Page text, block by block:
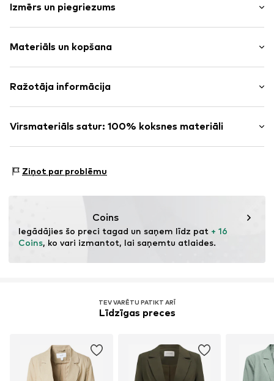
Viskoze
Atlocīta apkakle
Kabatas ar aizdari
Mīksta saķere
Izmērs un piegriezums
Garums: Normāls garums
Piegriezums: Standarta forma
Izmēru tabula
Materiāls un kopšana
Virsmateriāls: 88% Viskoze (LENZING™ ECOVERO™), 12%
Izcelsmes valsts: Mjanma
Ražotāja informācija
Modering 1
DE
Virsmateriāls satur: 100% koksnes materiāli
revīziju
Šī prece satur celulozes materiālu, kas izgatavots no
un enerģijas patēriņa samazināšanu šķiedras ražošanā.
Ziņot par problēmu
Coins
Iegādājies šo preci tagad un saņem līdz pat + 16
Coins, ko vari izmantot, lai saņemtu atlaides.
TEV VARĒTU PATIKT ARĪ
Līdzīgas preces